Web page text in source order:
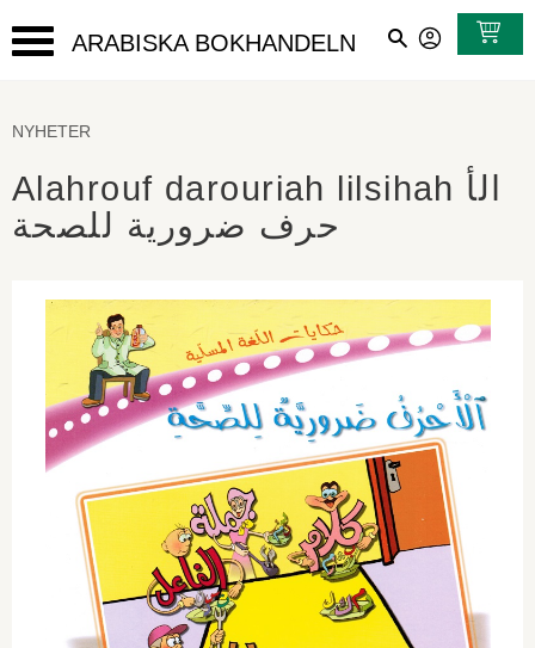
Meny ARABISKA BOKHANDELN
NYHETER
Alahrouf darouriah lilsihah الأ
حرف ضرورية للصحة